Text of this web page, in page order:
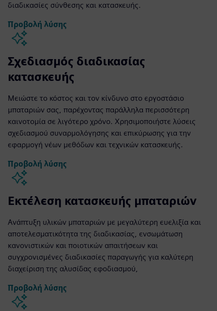
διαδικασίες σύνθεσης και κατασκευής.
Προβολή λύσης
Σχεδιασμός διαδικασίας
κατασκευής
Μειώστε το κόστος και τον κίνδυνο στο εργοστάσιο
μπαταριών σας, παρέχοντας παράλληλα περισσότερη
καινοτομία σε λιγότερο χρόνο. Χρησιμοποιήστε λύσεις
σχεδιασμού συναρμολόγησης και επικύρωσης για την
εφαρμογή νέων μεθόδων και τεχνικών κατασκευής.
Προβολή λύσης
Εκτέλεση κατασκευής μπαταριών
Ανάπτυξη υλικών μπαταριών με μεγαλύτερη ευελιξία και
αποτελεσματικότητα της διαδικασίας, ενσωμάτωση
κανονιστικών και ποιοτικών απαιτήσεων και
συγχρονισμένες διαδικασίες παραγωγής για καλύτερη
διαχείριση της αλυσίδας εφοδιασμού,
Προβολή λύσης